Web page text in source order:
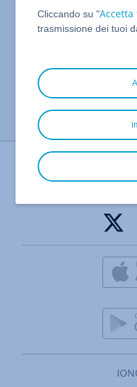
Cliccando su "
trasmissione dei tuoi